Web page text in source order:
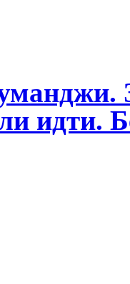
идти.